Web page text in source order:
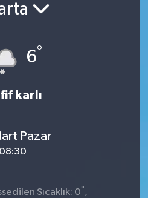
6°
karlı
Pazar
08:30
Sıcaklık: 0° ,